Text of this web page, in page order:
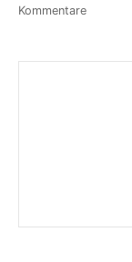
Kommentare